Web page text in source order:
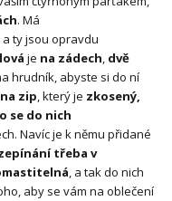
. Má
a ty jsou opravdu
je na zádech, dvě
hrudník, abyste si do ní
na zip, který je zkosený,
se do nich
Navíc je k němu přidané
třeba v
, a tak do nich
aby se vám na oblečení